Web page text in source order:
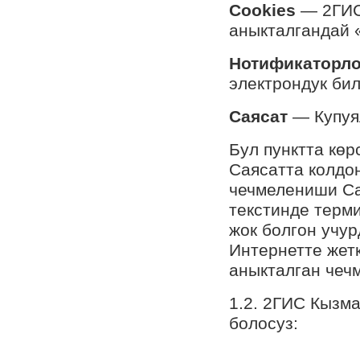
Cookies — 2ГИС
электрондук
Саясат —
Бул пунктта
Саясатта
чечмелениши
текстинде
жок болгон
Интернетте
аныкталган
1.2. 2ГИС
болосуз: